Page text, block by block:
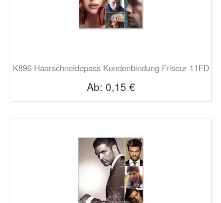
K896 Haarschneidepass Kundenbindung Friseur 11FD
Ab: 0,15 €